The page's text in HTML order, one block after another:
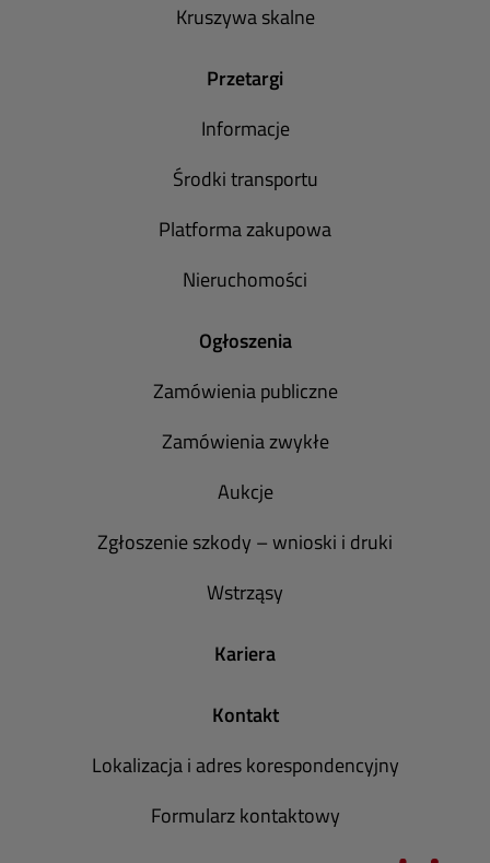
Kruszywa skalne
Przetargi
Informacje
Środki transportu
Platforma zakupowa
Nieruchomości
Ogłoszenia
Zamówienia publiczne
Zamówienia zwykłe
Aukcje
Zgłoszenie szkody – wnioski i druki
Wstrząsy
Kariera
Kontakt
Lokalizacja i adres korespondencyjny
Formularz kontaktowy